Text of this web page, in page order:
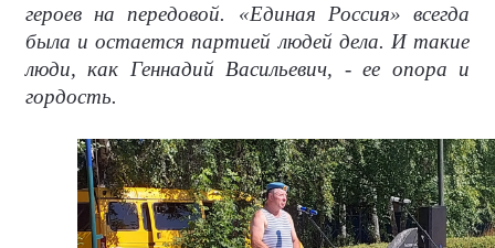
героев на передовой. «Единая Россия» всегда
была и остается партией людей дела. И такие
люди, как Геннадий Васильевич, - ее опора и
гордость.